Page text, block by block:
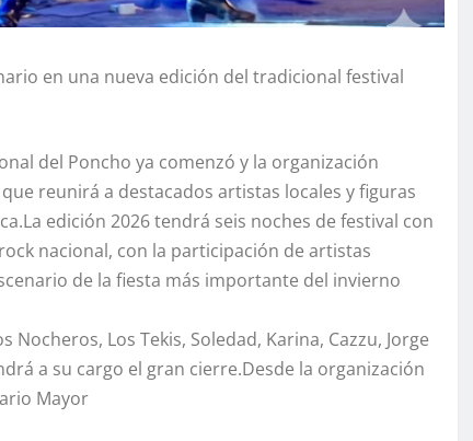
en una nueva edición del tradicional festival
del Poncho ya comenzó y la organización
reunirá a destacados artistas locales y figuras
edición 2026 tendrá seis noches de festival con
nacional, con la participación de artistas
de la fiesta más importante del invierno
Los Tekis, Soledad, Karina, Cazzu, Jorge
a su cargo el gran cierre.Desde la organización
Mayor